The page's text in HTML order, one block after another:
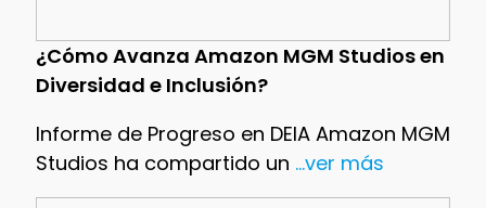
¿Cómo Avanza Amazon MGM Studios en
Diversidad e Inclusión?
Informe de Progreso en DEIA Amazon MGM
Studios ha compartido un ...ver más